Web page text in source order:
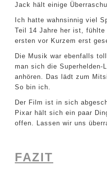
Jack hält einige
Ich hatte wahnsinnig viel
Teil 14 Jahre her ist,
ersten vor Kurzem erst
Die Musik war ebenfalls
man sich die Superhelden-
anhören. Das lädt zum
So bin ich.
Der Film ist in sich
Pixar hält sich ein paar
offen. Lassen wir uns
FAZIT